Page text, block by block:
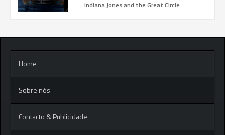
Indiana Jones and the Great Circle
Home
Sobre nós
Contacto & Publicidade